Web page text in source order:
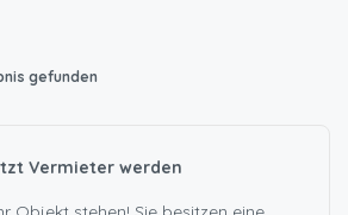
gefunden
Vermieter werden